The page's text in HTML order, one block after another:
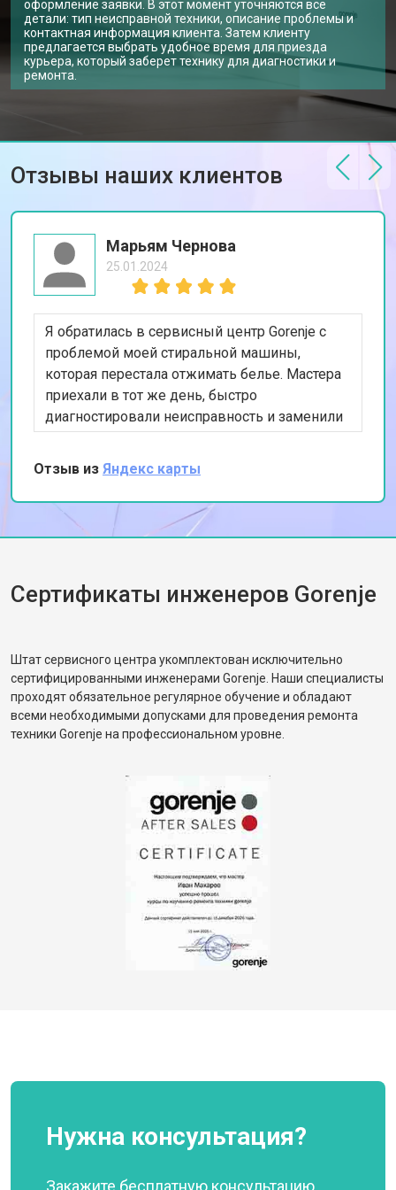
Замена замка посудомоечной
машины Gorenje
от 1600 ₽ Заказать
Ремонт электропроводки от 1250 ₽ Заказать
Замена шнура питания
(восстановление)
Заказать
Замена заливного клапана
Замена расходомера
Замена разбрызгивателя от 750 ₽ Заказать
циркуляционного насоса
от 1550 ₽ Заказать
Замена проточного
нагревательного элемента
Замена П-образного уплотнителя
Замена нижнего уплотнителя
Замена заливного шланга от 850 ₽ Заказать
оформление заявки. В этот момент уточняются все
детали: тип неисправной техники, описание проблемы и
контактная информация клиента. Затем клиенту
предлагается выбрать удобное время для приезда
курьера, который заберет технику для диагностики и
ремонта.
Отзывы наших клиентов
Марьям Чернова
25.01.2024
Я обратилась в сервисный центр Gorenje с
проблемой моей стиральной машины,
которая перестала отжимать белье. Мастера
приехали в тот же день, быстро
диагностировали неисправность и заменили
изношенный насос. Я впечатлена их
профессионализмом и оперативностью.
Спасибо за качественный ремонт!
Отзыв из Яндекс карты
Сертификаты инженеров Gorenje
Штат сервисного центра укомплектован исключительно
сертифицированными инженерами Gorenje. Наши специалисты
проходят обязательное регулярное обучение и обладают
всеми необходимыми допусками для проведения ремонта
техники Gorenje на профессиональном уровне.
Нужна консультация?
Закажите бесплатную консультацию,